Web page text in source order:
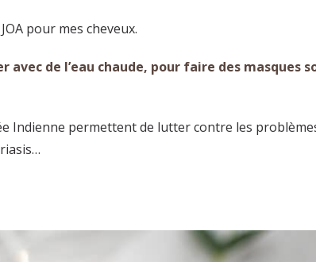
pour mes cheveux.
de l’eau chaude, pour faire des masques
Indienne permettent de lutter contre les